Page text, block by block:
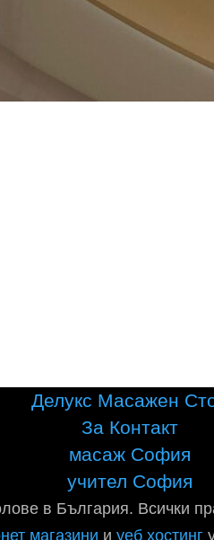
Делукс Масажен
За Контакт
масаж София
учител София
в България. Всички
магазини и уеб хостинг